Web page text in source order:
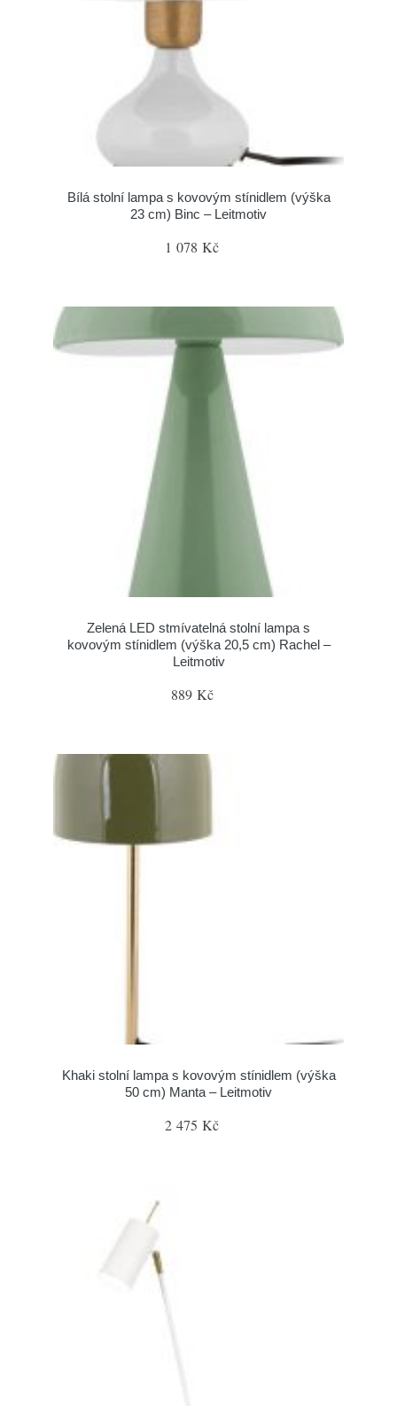
Bílá stolní lampa s kovovým stínidlem (výška
23 cm) Binc – Leitmotiv
1 078 Kč
Zelená LED stmívatelná stolní lampa s
kovovým stínidlem (výška 20,5 cm) Rachel –
Leitmotiv
889 Kč
Khaki stolní lampa s kovovým stínidlem (výška
50 cm) Manta – Leitmotiv
2 475 Kč